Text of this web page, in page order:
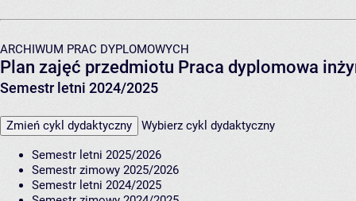
ARCHIWUM PRAC DYPLOMOWYCH
Plan zajęć przedmiotu Praca dyplomowa
Semestr letni 2024/2025
Zmień cykl dydaktyczny Wybierz cykl dydaktyczny
Semestr letni 2025/2026
Semestr zimowy 2025/2026
Semestr letni 2024/2025